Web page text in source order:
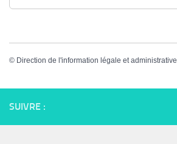
© Direction de l'information légale et administrative
SUIVRE :